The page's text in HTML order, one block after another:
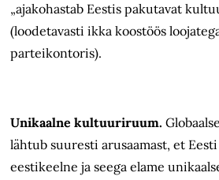
„ajakohastab Eestis pakutavat
(loodetavasti ikka koostöös
parteikontoris).
Unikaalne kultuuriruum.
lähtub suuresti arusaamast, et
eestikeelne ja seega elame